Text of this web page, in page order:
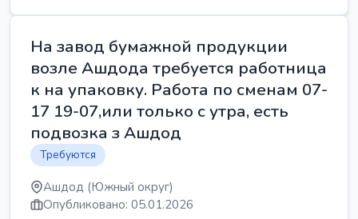
На завод бумажной продукции
возле Ашдода требуется работница
к на упаковку. Работа по сменам 07-
17 19-07,или только с утра, есть
подвозка з Ашдод
Требуются
Ашдод (Южный округ)
Опубликовано: 05.01.2026